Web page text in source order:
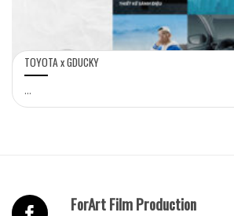
TOYOTA x GDUCKY
...
ForArt Film Production